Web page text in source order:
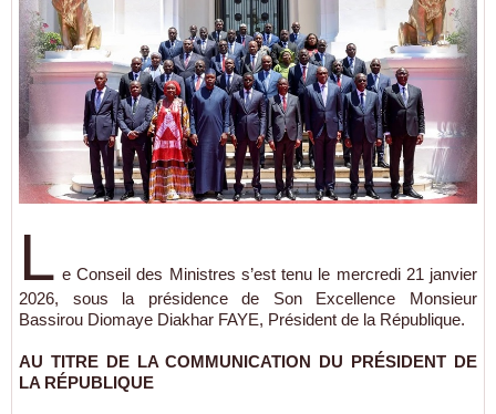
L e Conseil des Ministres s’est tenu le mercredi 21 janvier
2026, sous la présidence de Son Excellence Monsieur
Bassirou Diomaye Diakhar FAYE, Président de la République.
AU TITRE DE LA COMMUNICATION DU PRÉSIDENT DE
LA RÉPUBLIQUE